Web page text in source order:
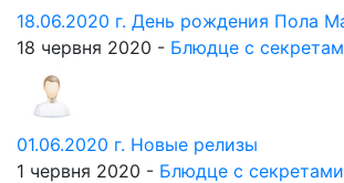
18.06.2020 г. День рождения Пола
18 червня 2020 - Блюдце с
01.06.2020 г. Новые релизы
1 червня 2020 - Блюдце с секретами